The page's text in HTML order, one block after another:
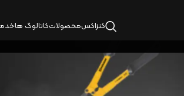
کنزاکسمحصولاتکاتالوگ‌ ها